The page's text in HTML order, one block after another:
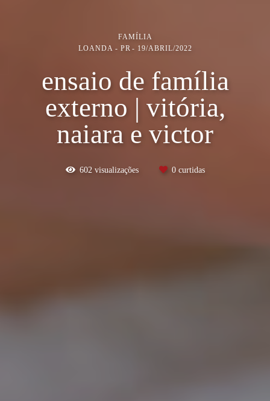
FAMÍLIA
LOANDA - PR
19/ABRIL/2022
ensaio de família
externo | vitória,
naiara e victor
602 visualizações 0curtidas